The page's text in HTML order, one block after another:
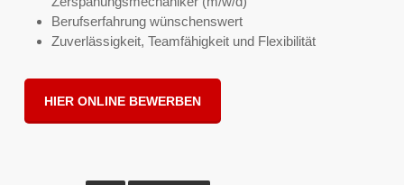
Berufserfahrung wünschenswert
Zuverlässigkeit, Teamfähigkeit und Flexibilität
HIER ONLINE BEWERBEN